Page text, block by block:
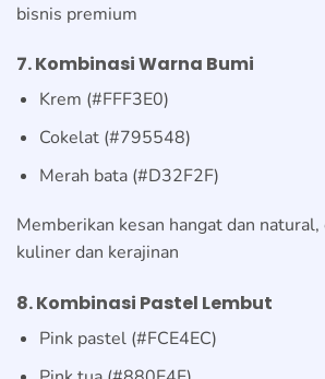
bisnis premium
7. Kombinasi Warna Bumi
Krem (#FFF3E0)
Cokelat (#795548)
Merah bata (#D32F2F)
Memberikan kesan hangat dan
kuliner dan kerajinan
8. Kombinasi Pastel Lembut
Pink pastel (#FCE4EC)